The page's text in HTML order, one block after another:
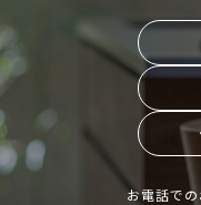
お電話で